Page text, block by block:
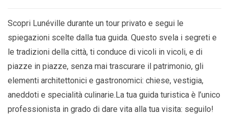
Scopri Lunéville durante un tour privato e segui le
spiegazioni scelte dalla tua guida. Questo svela i segreti e
le tradizioni della città, ti conduce di vicoli in vicoli, e di
piazze in piazze, senza mai trascurare il patrimonio, gli
elementi architettonici e gastronomici: chiese, vestigia,
aneddoti e specialità culinarie.La tua guida turistica è l’unico
professionista in grado di dare vita alla tua visita: seguilo!